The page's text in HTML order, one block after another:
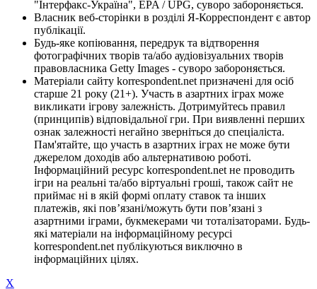
"Інтерфакс-Україна", EPA / UPG, суворо забороняється.
Власник веб-сторінки в розділі Я-Корреспондент є автор
публікації.
Будь-яке копіювання, передрук та відтворення
фотографічних творів та/або аудіовізуальних творів
правовласника Getty Images - суворо забороняється.
Матеріали сайту korrespondent.net призначені для осіб
старше 21 року (21+). Участь в азартних іграх може
викликати ігрову залежність. Дотримуйтесь правил
(принципів) відповідальної гри. При виявленні перших
ознак залежності негайно зверніться до спеціаліста.
Пам'ятайте, що участь в азартних іграх не може бути
джерелом доходів або альтернативою роботі.
Інформаційний ресурс korrespondent.net не проводить
ігри на реальні та/або віртуальні гроші, також сайт не
приймає ні в якій формі оплату ставок та інших
платежів, які пов’язані/можуть бути пов’язані з
азартними іграми, букмекерами чи тоталізаторами. Будь-
які матеріали на інформаційному ресурсі
korrespondent.net публікуються виключно в
інформаційних цілях.
X